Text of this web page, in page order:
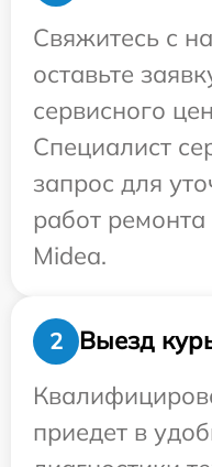
Свяжитесь с
оставьте
сервисного
Специалист
запрос для
работ
Midea.
2
Выезд
приедет в